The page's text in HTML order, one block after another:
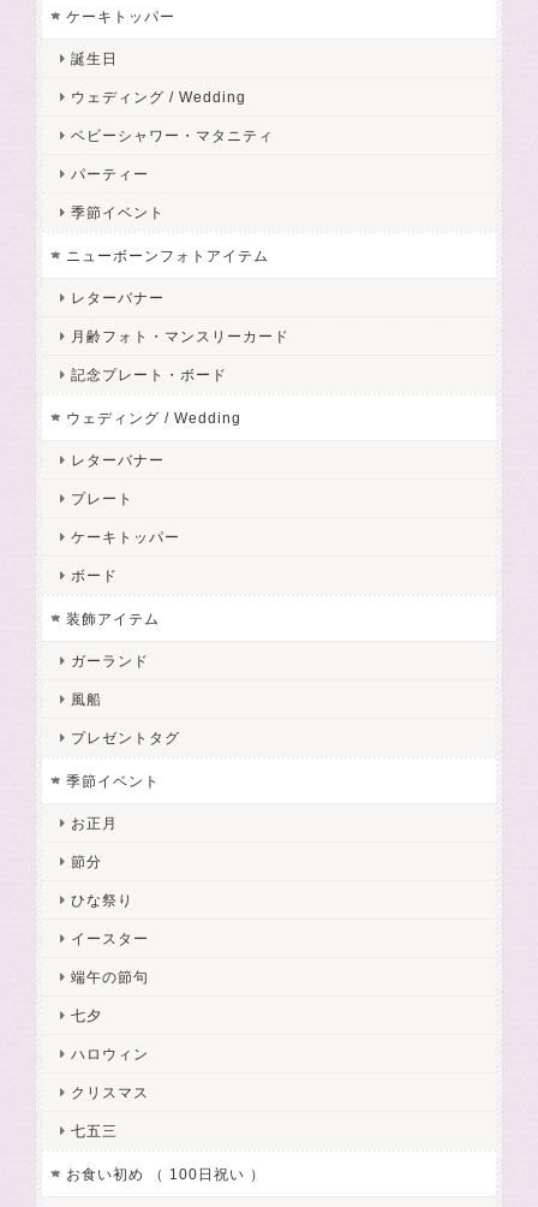
ケーキトッパー
誕生日
ウェディング / Wedding
ベビーシャワー・マタニティ
パーティー
季節イベント
ニューボーンフォトアイテム
レターバナー
月齢フォト・マンスリーカード
記念プレート・ボード
ウェディング / Wedding
レターバナー
プレート
ケーキトッパー
ボード
装飾アイテム
ガーランド
風船
プレゼントタグ
季節イベント
お正月
節分
ひな祭り
イースター
端午の節句
七夕
ハロウィン
クリスマス
七五三
お食い初め （ 100日祝い ）